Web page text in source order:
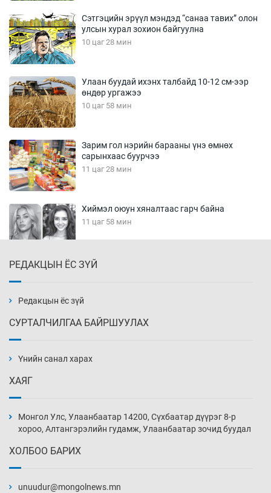
Сэтгэцийн эрүүл мэндэд “санаа тавих” олон
улсын хурал зохион байгуулна
10 цаг 28 мин
Улаан буудай ихэнх талбайд 10-12 см-ээр
өндөр ургажээ
10 цаг 58 мин
Зарим гол нэрийн барааны үнэ өмнөх
сарынхаас буурчээ
11 цаг 28 мин
Хиймэл оюун хяналтаас гарч байна
11 цаг 58 мин
12 цаг 28 мин
нэмэгджээ
12 цаг 58 мин
13 цаг 28 мин
РЕДАКЦЫН ЁС ЗҮЙ
Редакцын ёс зүй
СУРТАЛЧИЛГАА БАЙРШУУЛАХ
Үнийн санал харах
ХАЯГ
Монгол Улс, Улаанбаатар 14200, Сүхбаатар дүүрэг 8-р
хороо, Алтангэрэлийн гудамж, Улаанбаатар зочид буудал
ХОЛБОО БАРИХ
unuudur@mongolnews.mn